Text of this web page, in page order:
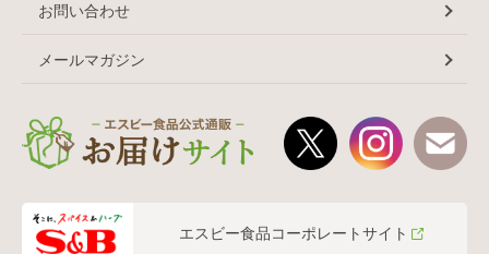
お問い合わせ
メールマガジン
エスビー食品コーポレートサイト